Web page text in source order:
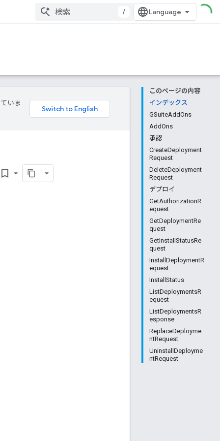
/
このページの内容
インデックス
GSuiteAddOns
AddOns
承認
CreateDeployment
Request
DeleteDeployment
Request
デプロイ
GetAuthorizationR
equest
GetDeploymentRe
quest
GetInstallStatusRe
quest
InstallDeploymentR
equest
InstallStatus
ListDeploymentsR
equest
ListDeploymentsR
esponse
ReplaceDeployme
ntRequest
UninstallDeployme
ntRequest
いま